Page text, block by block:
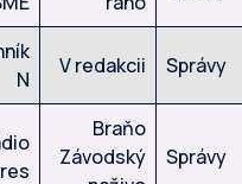
N
V redakcii Správy
Braňo
Závodský
Správy